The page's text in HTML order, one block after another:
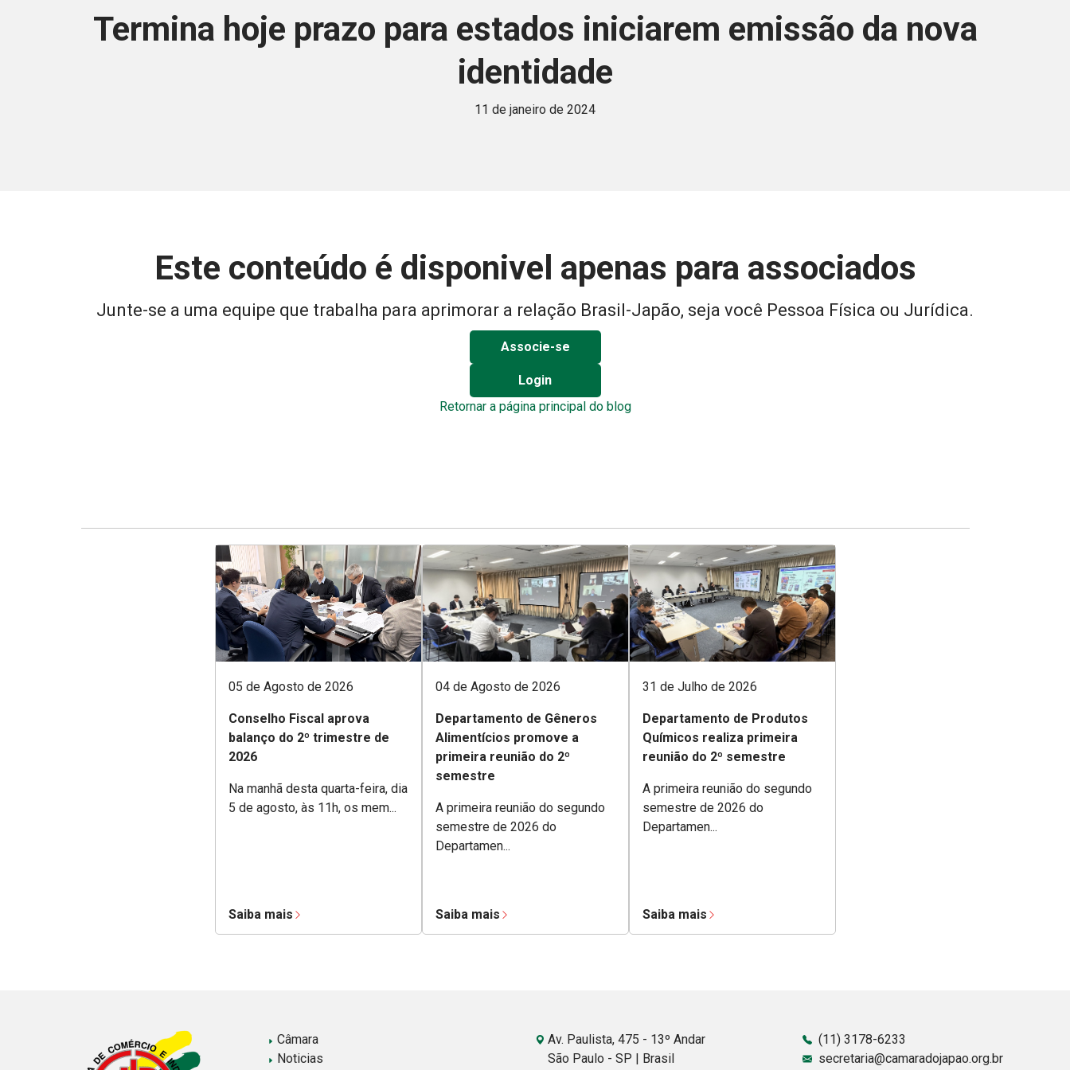
Termina hoje prazo para estados iniciarem emissão da nova
identidade
11 de janeiro de 2024
Este conteúdo é disponivel apenas para associados
Junte-se a uma equipe que trabalha para aprimorar a relação Brasil-Japão, seja você Pessoa Física ou Jurídica.
Associe-se
Login
Retornar a página principal do blog
05 de Agosto de 2026
Conselho Fiscal aprova
balanço do 2º trimestre de
2026
Na manhã desta quarta-feira, dia
5 de agosto, às 11h, os mem...
Saiba mais
04 de Agosto de 2026
Departamento de Gêneros
Alimentícios promove a
primeira reunião do 2º
semestre
A primeira reunião do segundo
semestre de 2026 do
Departamen...
Saiba mais
31 de Julho de 2026
Departamento de Produtos
Químicos realiza primeira
reunião do 2º semestre
A primeira reunião do segundo
semestre de 2026 do
Departamen...
Saiba mais
Câmara
Noticias
Av. Paulista, 475 - 13º Andar
São Paulo - SP | Brasil
(11) 3178-6233
secretaria@camaradojapao.org.br